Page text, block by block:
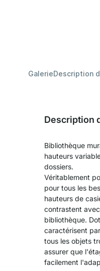
GalerieDescription
Description
Bibliothèque
hauteurs
dossiers.
Véritablement
pour tous les
hauteurs de
contrastent
bibliothèque.
caractérisent
tous les objets
assurer que
facilement